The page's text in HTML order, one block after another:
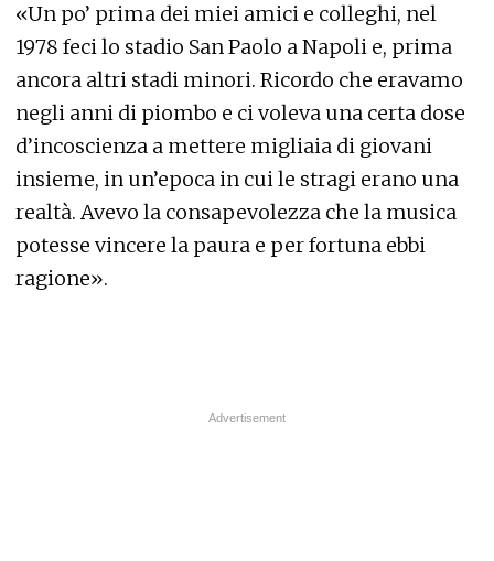
«Un po’ prima dei miei amici e colleghi, nel
1978 feci lo stadio San Paolo a Napoli e, prima
ancora altri stadi minori. Ricordo che eravamo
negli anni di piombo e ci voleva una certa dose
d’incoscienza a mettere migliaia di giovani
insieme, in un’epoca in cui le stragi erano una
realtà. Avevo la consapevolezza che la musica
potesse vincere la paura e per fortuna ebbi
ragione».